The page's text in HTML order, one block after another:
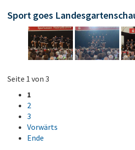
Sport goes
Seite 1 von 3
1
2
3
Vorwärts
Ende